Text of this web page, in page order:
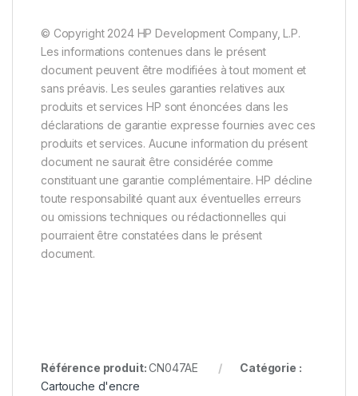
© Copyright 2024 HP Development Company, L.P.
Les informations contenues dans le présent
document peuvent être modifiées à tout moment et
sans préavis. Les seules garanties relatives aux
produits et services HP sont énoncées dans les
déclarations de garantie expresse fournies avec ces
produits et services. Aucune information du présent
document ne saurait être considérée comme
constituant une garantie complémentaire. HP décline
toute responsabilité quant aux éventuelles erreurs
ou omissions techniques ou rédactionnelles qui
pourraient être constatées dans le présent
document.
Référence produit:CN047AE
Catégorie :
Cartouche d'encre